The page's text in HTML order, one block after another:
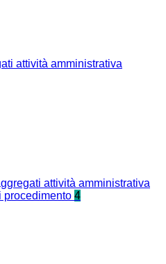
attività amministrativa
attività amministrativa
procedimento 4